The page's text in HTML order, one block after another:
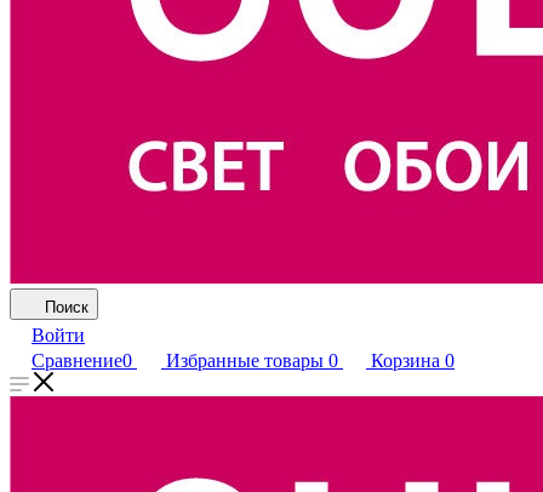
Поиск
Войти
Сравнение0 Избранные товары 0 Корзина 0